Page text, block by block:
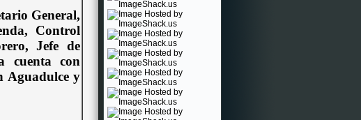
General,
Control
Jefe de
cuenta con
Aguadulce y